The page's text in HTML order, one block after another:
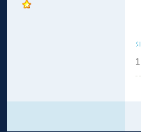
1